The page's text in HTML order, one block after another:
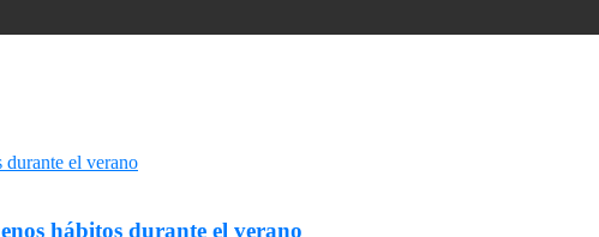
hábitos durante el verano